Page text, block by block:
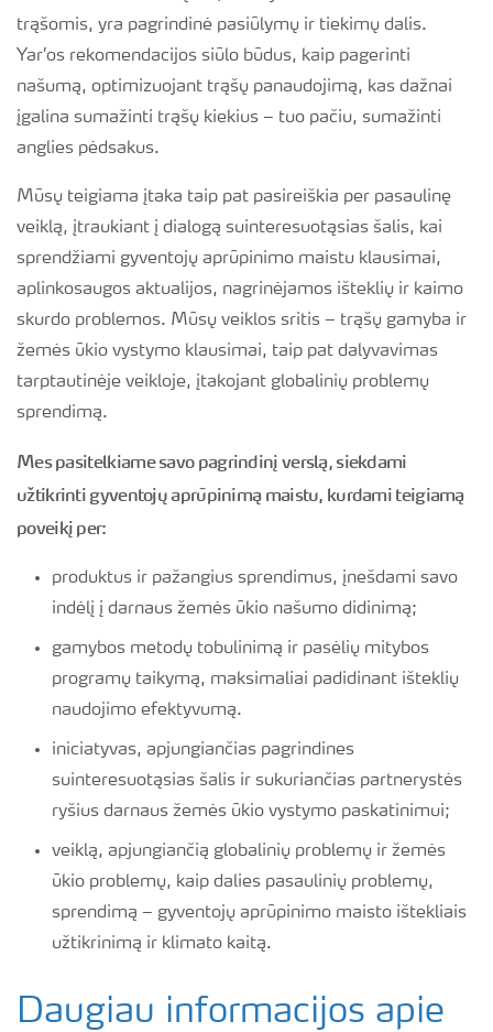
trąšomis, yra pagrindinė pasiūlymų ir tiekimų dalis.
Yar’os rekomendacijos siūlo būdus, kaip pagerinti
našumą, optimizuojant trąšų panaudojimą, kas dažnai
įgalina sumažinti trąšų kiekius – tuo pačiu, sumažinti
anglies pėdsakus.
Mūsų teigiama įtaka taip pat pasireiškia per pasaulinę
veiklą, įtraukiant į dialogą suinteresuotąsias šalis, kai
sprendžiami gyventojų aprūpinimo maistu klausimai,
aplinkosaugos aktualijos, nagrinėjamos išteklių ir kaimo
skurdo problemos. Mūsų veiklos sritis – trąšų gamyba ir
žemės ūkio vystymo klausimai, taip pat dalyvavimas
tarptautinėje veikloje, įtakojant globalinių problemų
sprendimą.
Mes pasitelkiame savo pagrindinį verslą, siekdami
užtikrinti gyventojų aprūpinimą maistu, kurdami teigiamą
poveikį per:
produktus ir pažangius sprendimus, įnešdami savo
indėlį į darnaus žemės ūkio našumo didinimą;
gamybos metodų tobulinimą ir pasėlių mitybos
programų taikymą, maksimaliai padidinant išteklių
naudojimo efektyvumą.
iniciatyvas, apjungiančias pagrindines
suinteresuotąsias šalis ir sukuriančias partnerystės
ryšius darnaus žemės ūkio vystymo paskatinimui;
veiklą, apjungiančią globalinių problemų ir žemės
ūkio problemų, kaip dalies pasaulinių problemų,
sprendimą – gyventojų aprūpinimo maisto ištekliais
užtikrinimą ir klimato kaitą.
Daugiau informacijos apie